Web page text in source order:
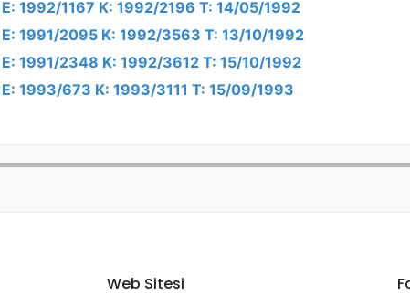
E: 1992/1167 K: 1992/2196 T: 14/05/1992
E: 1991/2095 K: 1992/3563 T: 13/10/1992
E: 1991/2348 K: 1992/3612 T: 15/10/1992
E: 1993/673 K: 1993/3111 T: 15/09/1993
Web Sitesi